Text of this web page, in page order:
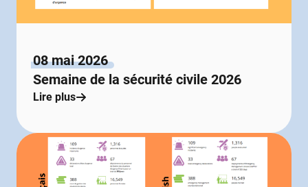
08 mai 2026
Semaine de la sécurité civile 2026
Lire plus